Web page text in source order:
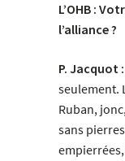
L’OHB :
l’alliance ?
P. Jacquot :
seulement.
Ruban,
sans